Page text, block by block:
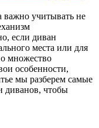
учитывать не
если диван
места или для
множество
особенности,
мы разберем самые
диванов, чтобы